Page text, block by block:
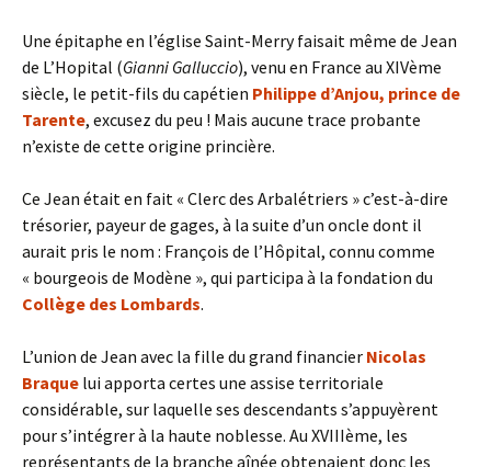
Une épitaphe en l’église Saint-Merry faisait même de Jean
de L’Hopital (Gianni Galluccio), venu en France au XIVème
siècle, le petit-fils du capétien Philippe d’Anjou, prince de
Tarente, excusez du peu ! Mais aucune trace probante
n’existe de cette origine princière.
Ce Jean était en fait « Clerc des Arbalétriers » c’est-à-dire
trésorier, payeur de gages, à la suite d’un oncle dont il
aurait pris le nom : François de l’Hôpital, connu comme
« bourgeois de Modène », qui participa à la fondation du
Collège des Lombards.
L’union de Jean avec la fille du grand financier Nicolas
Braque lui apporta certes une assise territoriale
considérable, sur laquelle ses descendants s’appuyèrent
pour s’intégrer à la haute noblesse. Au XVIIIème, les
représentants de la branche aînée obtenaient donc les